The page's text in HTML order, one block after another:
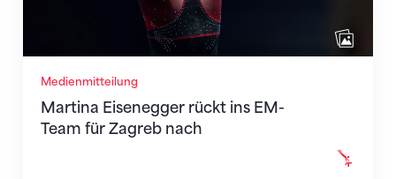
Medienmitteilung
Martina Eisenegger rückt ins EM-
Team für Zagreb nach